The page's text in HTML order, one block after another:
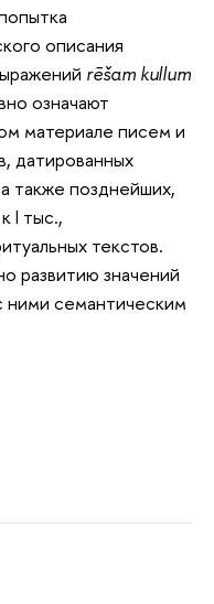
описания
rēšam kullum
означают
материале писем и
датированных
также позднейших,
I тыс.,
текстов.
развитию значений
ними семантическим